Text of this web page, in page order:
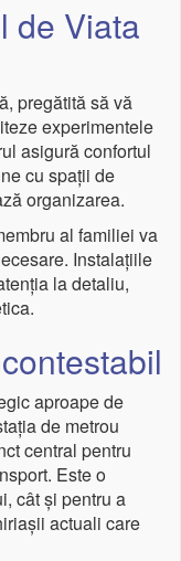
de Viata
pregătită să vă
experimentele
asigură confortul
cu spații de
organizarea.
al familiei va
Instalațiile
la detaliu,
aproape de
de metrou
central pentru
Este o
cât și pentru a
actuali care